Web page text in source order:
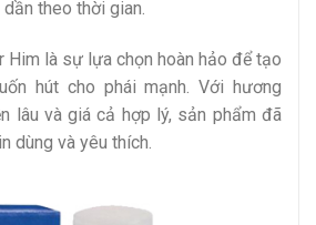
theo thời gian.
Him là sự lựa chọn hoàn hảo để tạo
hút cho phái mạnh. Với hương
lâu và giá cả hợp lý, sản phẩm đã
dùng và yêu thích.